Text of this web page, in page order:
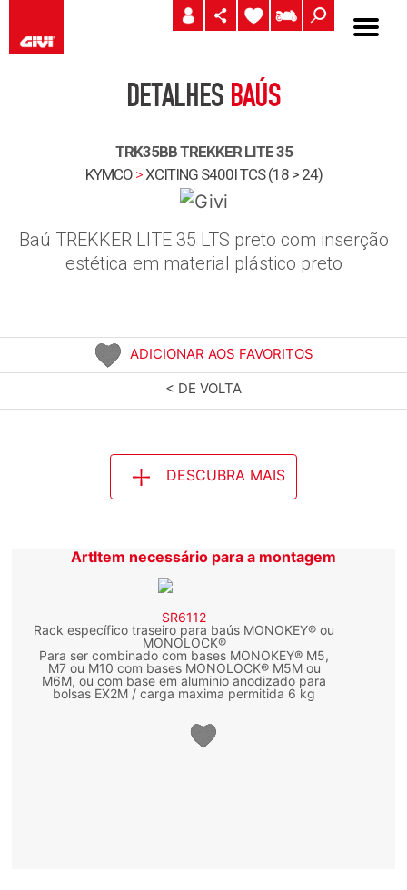
DETALHES BAÚS
TRK35BB TREKKER LITE 35
KYMCO >XCITING S400I TCS (18 > 24)
Baú TREKKER LITE 35 LTS preto com inserção
estética em material plástico preto
ADICIONAR AOS FAVORITOS
< DE VOLTA
DESCUBRA MAIS
ArtItem necessário para a montagem
SR6112
Rack específico traseiro para baús MONOKEY® ou
MONOLOCK®
Para ser combinado com bases MONOKEY® M5,
M7 ou M10 com bases MONOLOCK® M5M ou
M6M, ou com base em aluminio anodizado para
bolsas EX2M / carga maxima permitida 6 kg